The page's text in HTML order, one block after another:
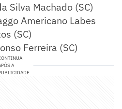
Silva Machado (SC)
Americano Labes
(SC)
Ferreira (SC)
A